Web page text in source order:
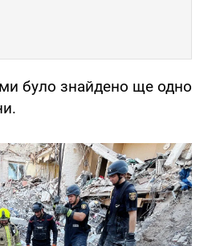
було знайдено ще одно